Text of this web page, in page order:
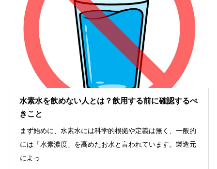
水素水を飲めない人とは？飲用する前に確認するべ
きこと
まず始めに、水素水には科学的根拠や定義は無く、一般的
には「水素濃度」を高めたお水と言われています。製造元
によっ...